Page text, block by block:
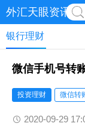
外汇天眼资讯网
银行理财
微信手机号转
投资理财 微信转
2020-09-29